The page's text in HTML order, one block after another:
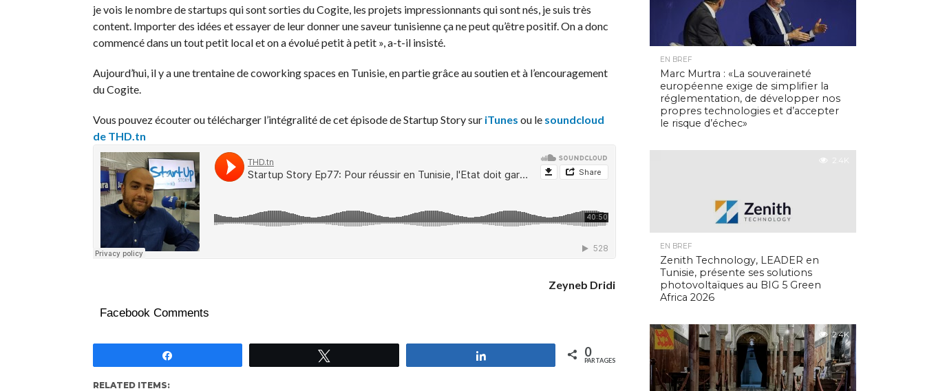
je vois le nombre de startups qui sont sorties du Cogite, les projets impressionnants qui sont nés, je suis très
content. Importer des idées et essayer de leur donner une saveur tunisienne ça ne peut qu’être positif. On a donc
commencé dans un tout petit local et on a évolué petit à petit », a-t-il insisté.
Aujourd’hui, il y a une trentaine de coworking spaces en Tunisie, en partie grâce au soutien et à l’encouragement
du Cogite.
Vous pouvez écouter ou télécharger l’intégralité de cet épisode de Startup Story sur iTunes ou le soundcloud
de THD.tn
Zeyneb Dridi
Facebook Comments
0
PARTAGES
RELATED ITEMS:
EN BREF
Marc Murtra : «La souveraineté
européenne exige de simplifier la
réglementation, de développer nos
propres technologies et d’accepter
le risque d’échec»
2.4K
EN BREF
Zenith Technology, LEADER en
Tunisie, présente ses solutions
photovoltaïques au BIG 5 Green
Africa 2026
2.4K